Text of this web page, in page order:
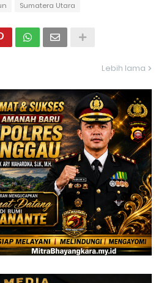
Sumatera Utara
Lebih lama